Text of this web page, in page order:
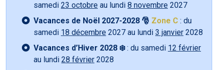
samedi 23 octobre au lundi 8 novembre 2027
Vacances de Noël 2027-2028 🎅 Zone C : du
samedi 18 décembre 2027 au lundi 3 janvier 2028
Vacances d’Hiver 2028 ❄️: du samedi 12 février
au lundi 28 février 2028